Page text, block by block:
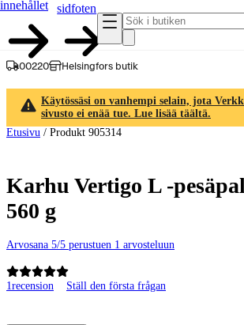
innehållet
sidfoten
00220 Helsingfors butik
Käytössäsi on vanhempi selain, jota
sivusto ei enää tue. Lue lisää täältä.
Etusivu / Produkt 905314
Karhu Vertigo L -
560 g
Arvosana 5/5 perustuen 1 arvosteluun
1recension Ställ den första frågan